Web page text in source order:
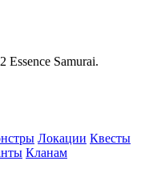
Essence Samurai.
Локации Квесты
Кланам